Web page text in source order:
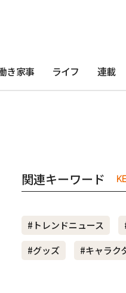
き家事 ライフ 連載
関連キーワード
#トレンドニュース
#グッズ
#キャラク